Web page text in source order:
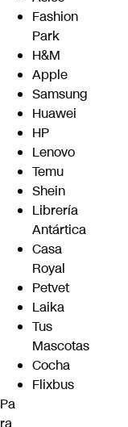
Fashion
Park
H&M
Apple
Samsung
Huawei
HP
Lenovo
Temu
Shein
Librería
Antártica
Casa
Royal
Petvet
Laika
Tus
Mascotas
Cocha
Flixbus
Pa
ra